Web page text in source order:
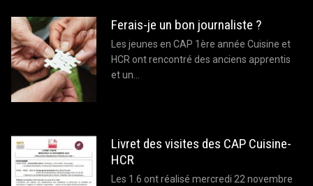
Ferais-je un bon journaliste ?
Les jeunes en CAP 1ère année Cuisine et
HCR ont rencontré des anciens apprentis
et un…
Livret des visites des CAP Cuisine-
HCR
Les 1.6 ont réalisé mercredi 22 novembre